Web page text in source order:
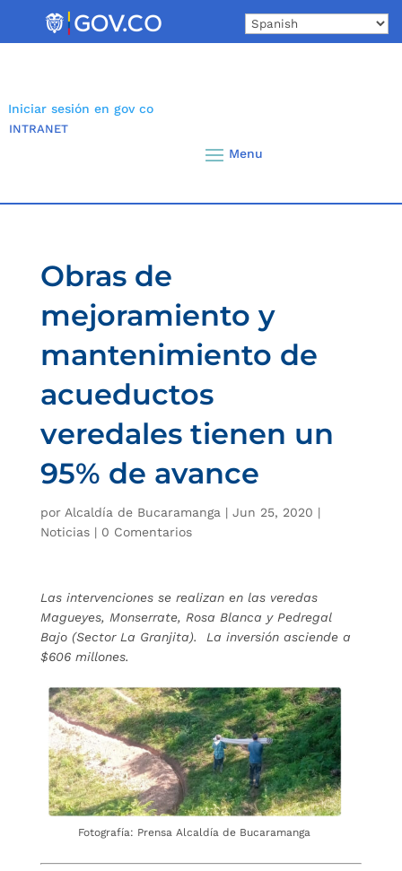
Iniciar sesión en gov co
INTRANET
Obras de
mejoramiento y
mantenimiento de
acueductos
veredales tienen un
95% de avance
por Alcaldía de Bucaramanga | Jun 25, 2020 |
Noticias| 0 Comentarios
Las intervenciones se realizan en las veredas
Magueyes, Monserrate, Rosa Blanca y Pedregal
Bajo (Sector La Granjita). La inversión asciende a
$606 millones.
Fotografía: Prensa Alcaldía de Bucaramanga